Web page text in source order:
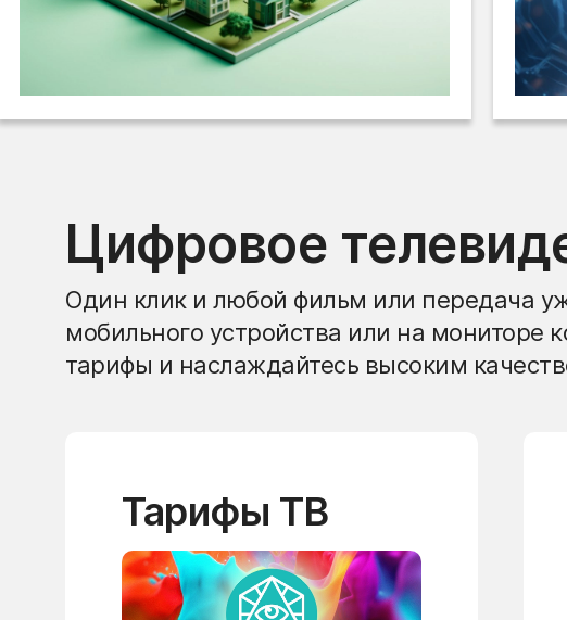
Цифровое
Один клик и любой фильм или передача
мобильного устройства или на мониторе
тарифы и наслаждайтесь высоким
Тарифы ТВ